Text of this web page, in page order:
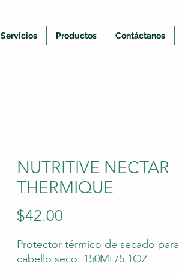
Servicios Productos Contáctanos
NUTRITIVE NECTAR
THERMIQUE
$42.00
Protector térmico de secado para
cabello seco. 150ML/5.1OZ